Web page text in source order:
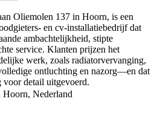
Oliemolen 137 in Hoorn, is een
en cv-installatiebedrijf dat
ambachtelijkheid, stipte
service. Klanten prijzen het
werk, zoals radiatorvervanging,
ontluchting en nazorg—en dat
voor detail uitgevoerd.
Hoorn, Nederland